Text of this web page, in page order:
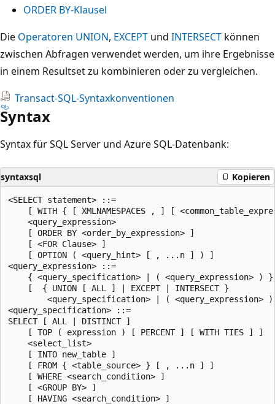
ORDER BY-Klausel
Die Operatoren UNION, EXCEPT und INTERSECT können
zwischen Abfragen verwendet werden, um ihre Ergebnisse
in einem Resultset zu kombinieren oder zu vergleichen.
Transact-SQL-Syntaxkonventionen
Syntax
Syntax für SQL Server und Azure SQL-Datenbank:
syntaxsql Kopieren
<SELECT statement> ::=
[ WITH { [ XMLNAMESPACES , ] [
    <query_expression>
    [ ORDER BY <order_by_expression> ]
    [ <FOR Clause> ]
    [ OPTION ( <query_hint> [ , ...n ] ) ]
<query_expression> ::=
    { <query_specification> | ( <query_expression> ) }
    [  { UNION [ ALL ] | EXCEPT | INTERSECT }
<query_specification> | ( <query_expression>
<query_specification> ::=
SELECT [ ALL | DISTINCT ]
    [ TOP ( expression ) [ PERCENT ] [ WITH TIES ] ]
    <select_list>
    [ INTO new_table ]
    [ FROM { <table_source> } [ , ...n ] ]
    [ WHERE <search_condition> ]
    [ <GROUP BY> ]
    [ HAVING <search_condition> ]